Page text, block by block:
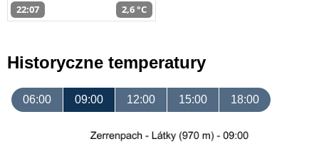
22:07 2,6 °C
Historyczne temperatury
06:00 09:00 12:00 15:00 18:00